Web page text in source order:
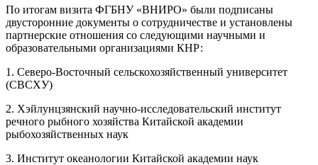
По итогам визита ФГБНУ «ВНИРО» были подписаны
двусторонние документы о сотрудничестве и установлены
партнерские отношения со следующими научными и
образовательными организациями КНР:
1. Северо-Восточный сельскохозяйственный университет
(СВСХУ)
2. Хэйлунцзянский научно-исследовательский институт
речного рыбного хозяйства Китайской академии
рыбохозяйственных наук
3. Институт океанологии Китайской академии наук